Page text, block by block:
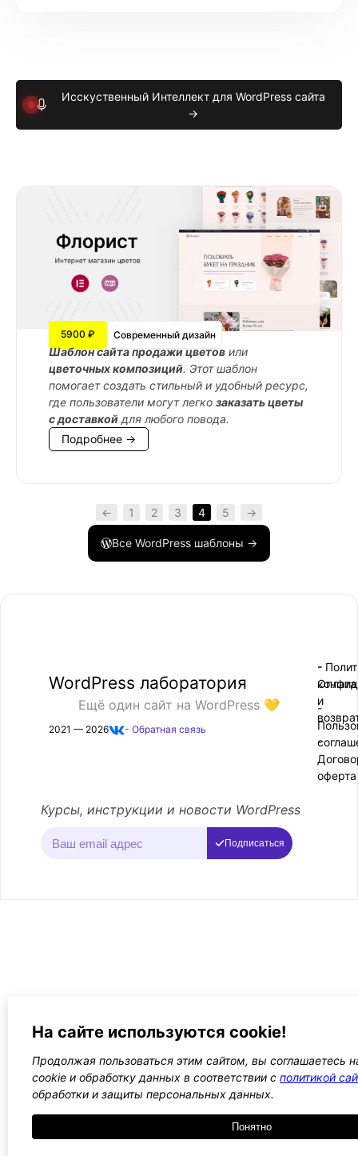
Исскуственный Интеллект для WordPress сайта
→
5900 ₽ Современный дизайн
Шаблон сайта продажи цветов или
цветочных композиций. Этот шаблон
помогает создать стильный и удобный ресурс,
где пользователи могут легко заказать цветы
с доставкой для любого повода.
Подробнее →
← 1 2 3 4 5 →
Все WordPress шаблоны →
WordPress лаборатория
Ещё один сайт на WordPress 💛
2021 — 2026 - Обратная связь
-
-
-
Оплата
и
-
оферта
Курсы, инструкции и новости WordPress
Подписаться
На сайте используются cookie!
Продолжая пользоваться этим сайтом, вы соглашаетесь
cookie и обработку данных в соответствии с политикой
обработки и защиты персональных данных.
Понятно